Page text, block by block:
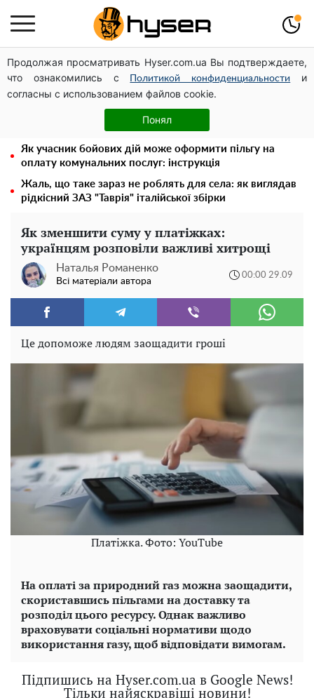
Продолжая просматривать Hyser.com.ua Вы подтверждаете,
что ознакомились с
Политикой конфиденциальности
и
согласны с использованием файлов cookie.
Понял
Українська авіатранспортна асоціація звернулася до
Мінфіну із закликом уніфікувати оподаткування
авіалізингу
Місяць без світла, лютий холод та комунальні платежі
на тисячі гривень: народ "ламають" у відключення
Як учасник бойових дій може оформити пільгу на
оплату комунальних послуг: інструкція
Жаль, що таке зараз не роблять для села: як виглядав
рідкісний ЗАЗ "Таврія" італійської збірки
Як зменшити суму у платіжках:
українцям розповіли важливі хитрощі
Наталья Романенко
Всі матеріали автора
00:00 29.09
Це допоможе людям заощадити гроші
Платіжка. Фото: YouTube
На оплаті за природний газ можна заощадити,
скориставшись пільгами на доставку та
розподіл цього ресурсу. Однак важливо
враховувати соціальні нормативи щодо
використання газу, щоб відповідати вимогам.
Підпишись на Hyser.com.ua в Google News!
Тільки найяскравіші новини!